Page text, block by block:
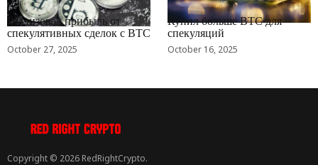
RRCNEWS_RU
Реализовал прибыль от
спекулятивных сделок с BTC
October 27, 2025
RRCNEWS_RU
Купил больше BTC для
спекуляций
October 16, 2025
Copyright © 2026 RedRightCrypto.